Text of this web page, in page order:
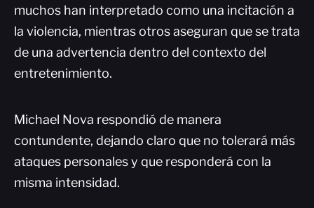
muchos han interpretado como una incitación a
la violencia, mientras otros aseguran que se trata
de una advertencia dentro del contexto del
entretenimiento.
Michael Nova respondió de manera
contundente, dejando claro que no tolerará más
ataques personales y que responderá con la
misma intensidad.